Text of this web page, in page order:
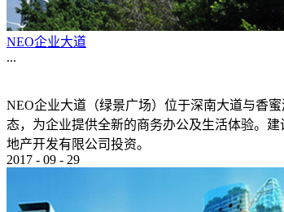
NEO企业大道
...
NEO企业大道（绿景广场）位于深南大道与香
态，为企业提供全新的商务办公及生活体验。
地产开发有限公司投资。
2017 - 09 - 29